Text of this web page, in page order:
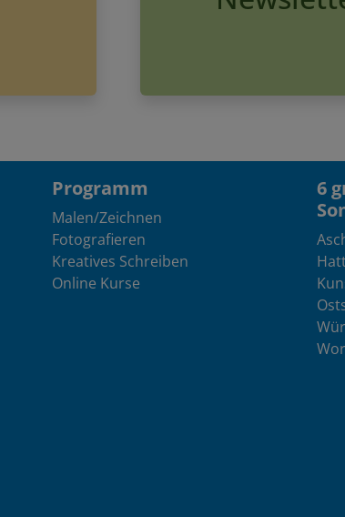
Programm
Malen/Zeichnen
Fotografieren
Kreatives Schreiben
Online Kurse
6